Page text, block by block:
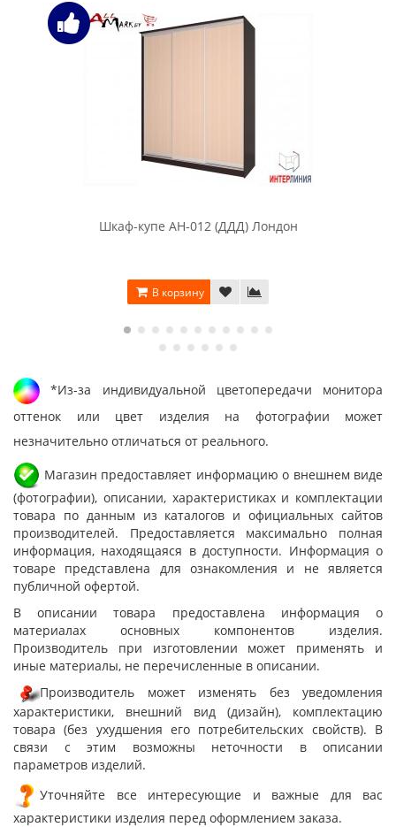
Шкаф-купе АН-012 (ДДД) Лондон
В корзину
*Из-за индивидуальной цветопередачи монитора
оттенок или цвет изделия на фотографии может
незначительно отличаться от реального.
Магазин предоставляет информацию о внешнем виде
(фотографии), описании, характеристиках и комплектации
товара по данным из каталогов и официальных сайтов
производителей. Предоставляется максимально полная
информация, находящаяся в доступности. Информация о
товаре представлена для ознакомления и не является
публичной офертой.
В описании товара предоставлена информация о
материалах основных компонентов изделия.
Производитель при изготовлении может применять и
иные материалы, не перечисленные в описании.
Производитель может изменять без уведомления
характеристики, внешний вид (дизайн), комплектацию
товара (без ухудшения его потребительских свойств). В
связи с этим возможны неточности в описании
параметров изделий.
Уточняйте все интересующие и важные для вас
характеристики изделия перед оформлением заказа.